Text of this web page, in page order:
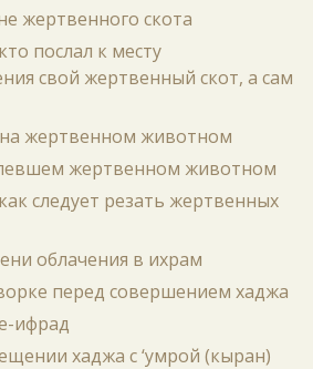
жертвенного скота
послал к месту
свой жертвенный скот, а сам
на жертвенном животном
жертвенном животном
следует резать жертвенных
облачения в ихрам
перед совершением хаджа
ифрад
хаджа с ‘умрой (кыран)